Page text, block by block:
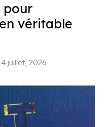
pour
véritable
juillet, 2026